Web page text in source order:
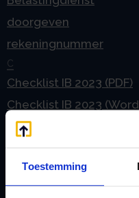
Toestemming
doorgeven
rekeningnummer
C
Checklist IB 2023 (PDF)
Checklist IB 2023
Checklist IB 2024 (PDF)
Checklist IB 2024
Checklist IB 2025 (PDF)